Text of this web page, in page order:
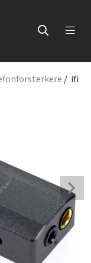
/ ifi